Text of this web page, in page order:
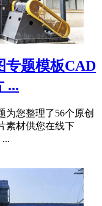
专题模板CAD
...
您整理了56个原创
素材供您在线下